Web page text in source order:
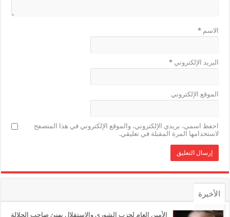
الاسم*
البريد الإلكتروني*
الموقع الإلكتروني
احفظ اسمي، بريدي الإلكتروني، والموقع الإلكتروني في هذا المتصفح
لاستخدامها المرة المقبلة في تعليقي.
الأخيرة
الأشهر الأمين العام لحزب الشورى والاستقلال يهنئ صاحب الجلالة